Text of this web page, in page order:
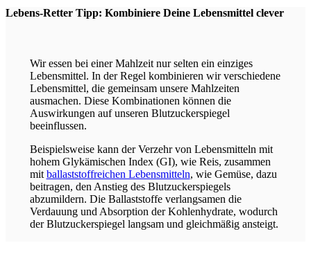
Lebens-Retter Tipp: Kombiniere Deine Lebensmittel clever
Wir essen bei einer Mahlzeit nur selten ein einziges
Lebensmittel. In der Regel kombinieren wir verschiedene
Lebensmittel, die gemeinsam unsere Mahlzeiten
ausmachen. Diese Kombinationen können die
Auswirkungen auf unseren Blutzuckerspiegel
beeinflussen.
Beispielsweise kann der Verzehr von Lebensmitteln mit
hohem Glykämischen Index (GI), wie Reis, zusammen
mit ballaststoffreichen Lebensmitteln, wie Gemüse, dazu
beitragen, den Anstieg des Blutzuckerspiegels
abzumildern. Die Ballaststoffe verlangsamen die
Verdauung und Absorption der Kohlenhydrate, wodurch
der Blutzuckerspiegel langsam und gleichmäßig ansteigt.